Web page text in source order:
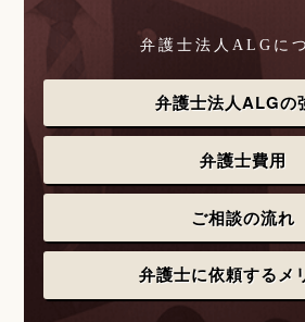
弁護士法人ALGに
弁護士法人ALGの
弁護士費用
ご相談の流れ
弁護士に依頼するメ